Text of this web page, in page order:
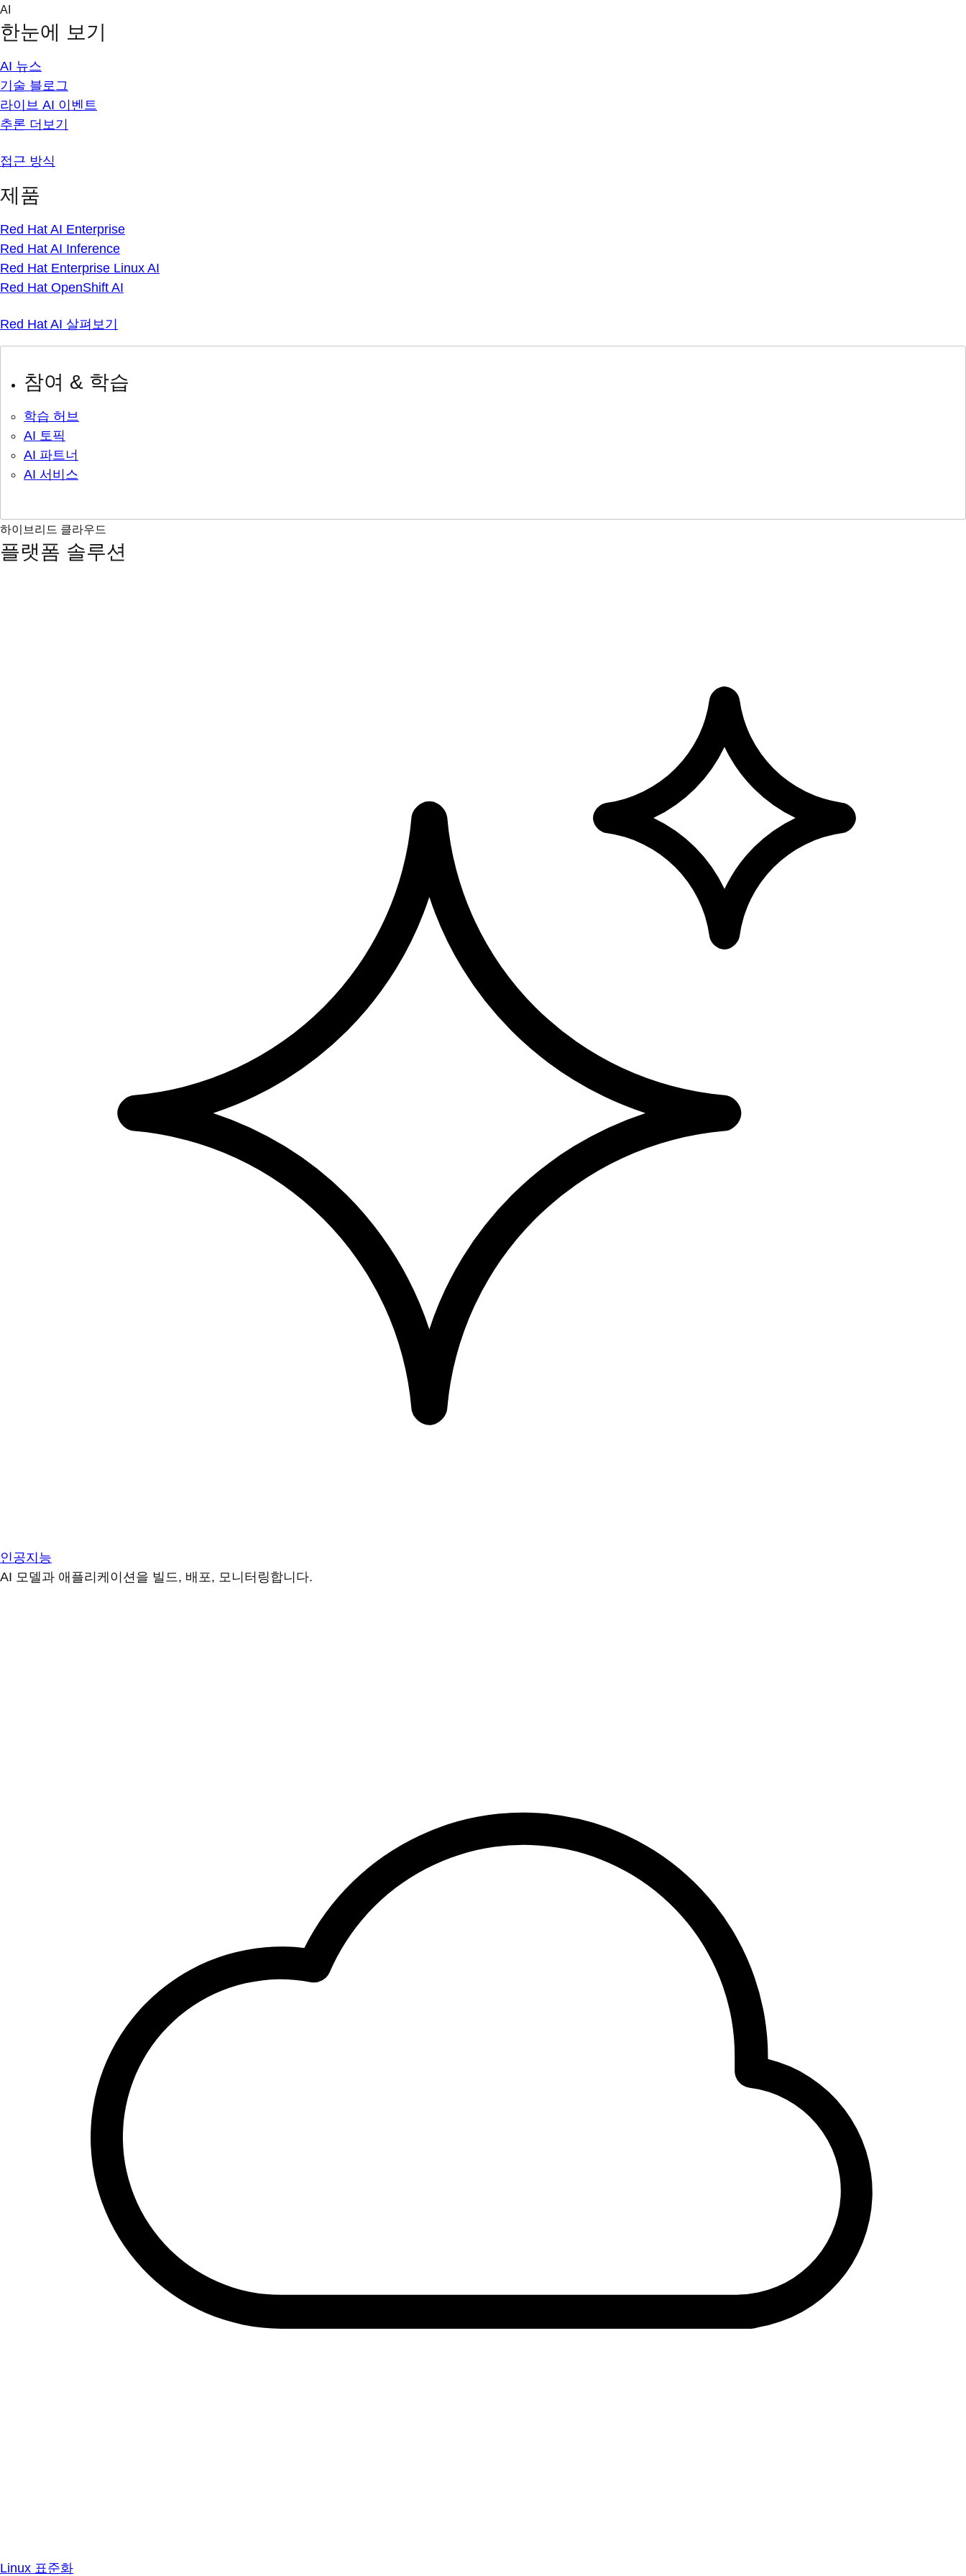
Skip
content
AI
한눈에 보기
AI 뉴스
기술 블로그
라이브 AI 이벤트
추론 더보기
접근 방식
제품
Red Hat AI Enterprise
Red Hat AI Inference
Red Hat Enterprise Linux AI
Red Hat OpenShift AI
Red Hat AI 살펴보기
참여 & 학습
학습 허브
AI 토픽
AI 파트너
AI 서비스
하이브리드 클라우드
플랫폼 솔루션
인공지능
AI 모델과 애플리케이션을 빌드, 배포, 모니터링합니다.
Linux 표준화